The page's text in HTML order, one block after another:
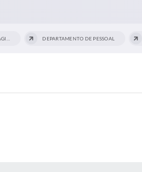
DEPARTAMENTO DE PESSOAL